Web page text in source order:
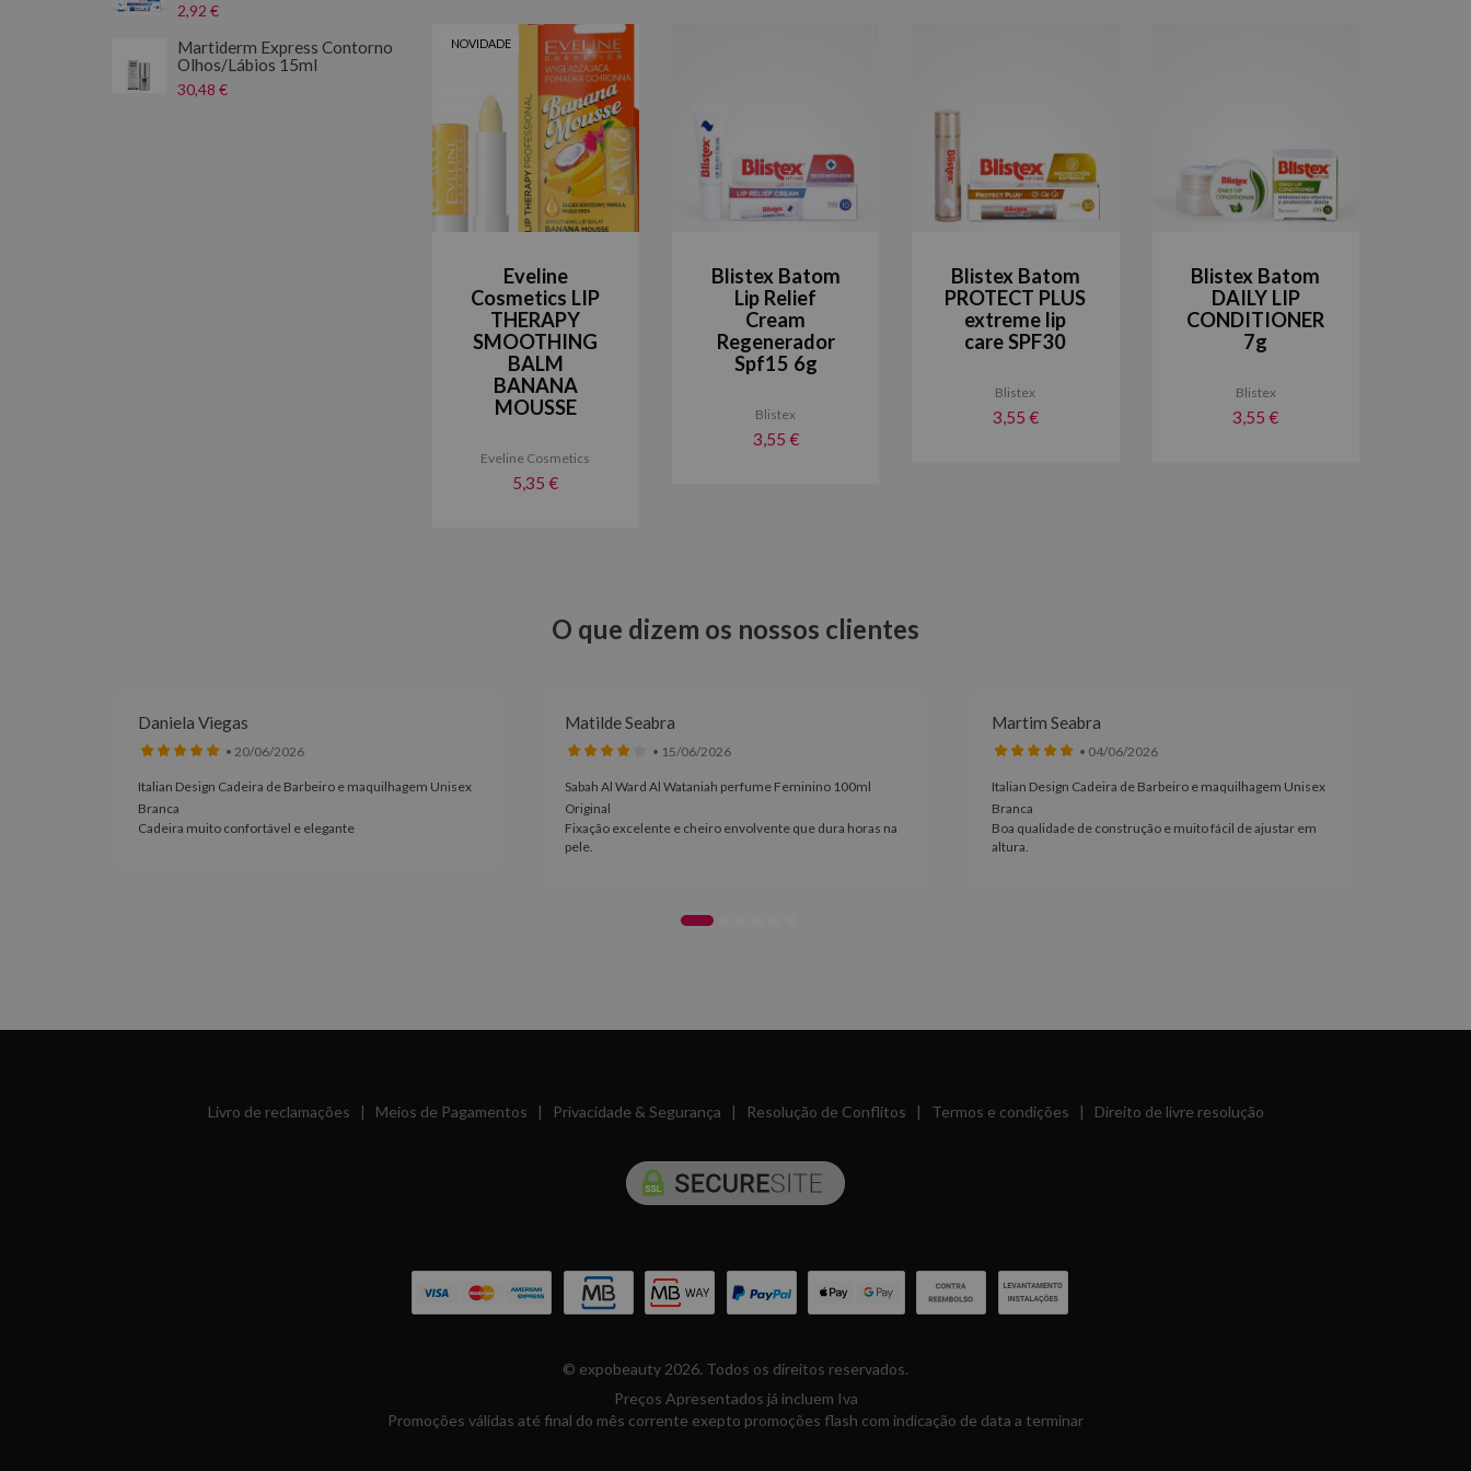
2,92 €
Martiderm Express Contorno
Olhos/Lábios 15ml
30,48 €
NOVIDADE
Eveline
Cosmetics LIP
THERAPY
SMOOTHING
BALM
BANANA
MOUSSE
Eveline Cosmetics
5,35 €
Blistex Batom
Lip Relief
Cream
Regenerador
Spf15 6g
Blistex
3,55 €
Blistex Batom
PROTECT PLUS
extreme lip
care SPF30
Blistex
3,55 €
Blistex Batom
DAILY LIP
CONDITIONER
7g
Blistex
3,55 €
O que dizem os nossos clientes
Daniela Viegas
• 20/06/2026
Italian Design Cadeira de Barbeiro e maquilhagem Unisex
Branca
Cadeira muito confortável e elegante
Matilde Seabra
• 15/06/2026
Sabah Al Ward Al Wataniah perfume Feminino 100ml
Original
Fixação excelente e cheiro envolvente que dura horas na
pele.
Martim Seabra
• 04/06/2026
Italian Design Cadeira de Barbeiro e maquilhagem Unisex
Branca
Boa qualidade de construção e muito fácil de ajustar em
altura.
Livro de reclamações | Meios de Pagamentos | Privacidade & Segurança | Resolução de Conflitos | Termos e condições | Direito de livre resolução
© expobeauty 2026. Todos os direitos reservados.
Preços Apresentados já incluem Iva
Promoções válidas até final do mês corrente exepto promoções flash com indicação de data a terminar